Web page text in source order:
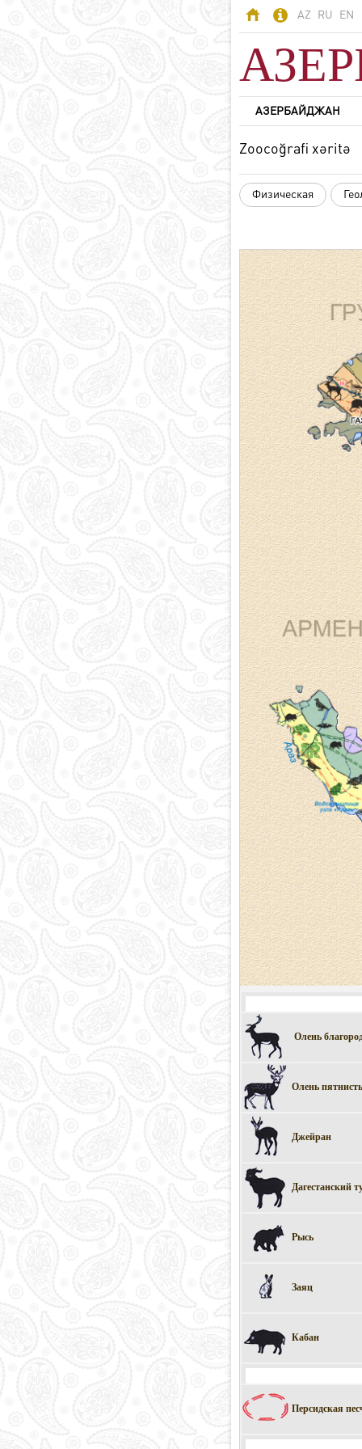
AZ RU EN
АЗЕРБАЙДЖАН
Территория
система
Конституция
Государственные
символы
Азербайджанский
язык
Религия в
Азербайджане
Национальная
валюта
Столица
Коды и индексы
Кровавая память
АЗЕРБАЙДЖАН
Zoocoğrafi xəritə
Физическая
Олень
Олень
Джейран
Дагестанский
Рысь
Заяц
Кабан
Персидская